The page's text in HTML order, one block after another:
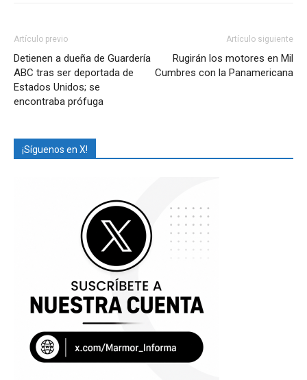
Artículo previo
Detienen a dueña de Guardería
ABC tras ser deportada de
Estados Unidos; se
encontraba prófuga
Artículo siguiente
Rugirán los motores en Mil
Cumbres con la Panamericana
¡Síguenos en X!